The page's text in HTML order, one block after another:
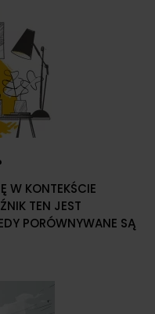
W KONTEKŚCIE
TEN JEST
PORÓWNYWANE SĄ